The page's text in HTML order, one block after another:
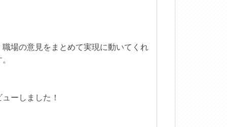
場の意見をまとめて実現に動いてくれ
ーしました！